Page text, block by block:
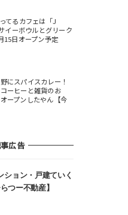
てるカフェは「J
イーボウルとグリーク
15日オープン予定
にスパイスカレー！
ーヒーと雑貨のお
ープンしたやん【今
広告
ション・戸建ていく
つー不動産】